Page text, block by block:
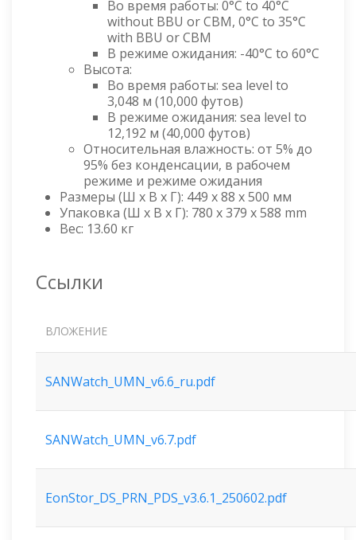
Во время работы: 0°C to 40°C
without BBU or CBM, 0°C to 35°C
with BBU or CBM
В режиме ожидания: -40°C to 60°C
Высота:
Во время работы: sea level to
3,048 м (10,000 футов)
В режиме ожидания: sea level to
12,192 м (40,000 футов)
Относительная влажность: от 5% до
95% без конденсации, в рабочем
режиме и режиме ожидания
Размеры (Ш x В x Г): 449 x 88 x 500 мм
Упаковка (Ш x В x Г): 780 x 379 x 588 mm
Вес: 13.60 кг
Ссылки
ВЛОЖЕНИЕ
SANWatch_UMN_v6.6_ru.pdf
SANWatch_UMN_v6.7.pdf
EonStor_DS_PRN_PDS_v3.6.1_250602.pdf